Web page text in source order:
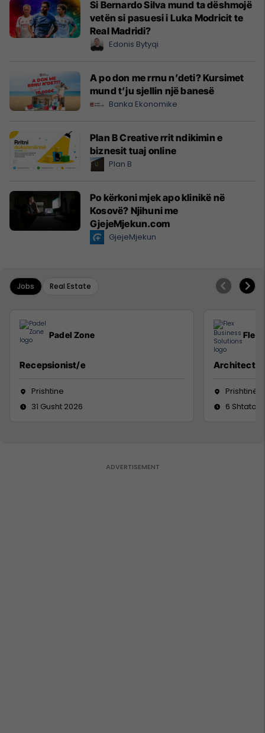
Si Bernardo Silva mund ta dëshmojë
vetën si pasuesi i Luka Modricit te
Real Madridi?
Edonis Bytyqi
A po don me rrnu n’deti? Kursimet
mund t’ju sjellin një banesë
Banka Ekonomike
Plan B Creative rrit ndikimin e
biznesit tuaj online
Plan B
Po kërkoni mjek apo klinikë në
Kosovë? Njihuni me
GjejeMjekun.com
GjejeMjekun
Jobs Real Estate
Padel Zone
Recepsionist/e
Prishtine
31 Gusht 2026
Flex
Architect
Prishtinë
6 Shtator